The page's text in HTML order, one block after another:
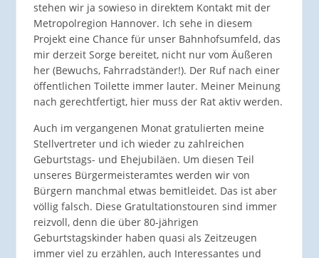
stehen wir ja sowieso in direktem Kontakt mit der
Metropolregion Hannover. Ich sehe in diesem
Projekt eine Chance für unser Bahnhofsumfeld, das
mir derzeit Sorge bereitet, nicht nur vom Äußeren
her (Bewuchs, Fahrradständer!). Der Ruf nach einer
öffentlichen Toilette immer lauter. Meiner Meinung
nach gerechtfertigt, hier muss der Rat aktiv werden.
Auch im vergangenen Monat gratulierten meine
Stellvertreter und ich wieder zu zahlreichen
Geburtstags- und Ehejubiläen. Um diesen Teil
unseres Bürgermeisteramtes werden wir von
Bürgern manchmal etwas bemitleidet. Das ist aber
völlig falsch. Diese Gratultationstouren sind immer
reizvoll, denn die über 80-jährigen
Geburtstagskinder haben quasi als Zeitzeugen
immer viel zu erzählen, auch Interessantes und